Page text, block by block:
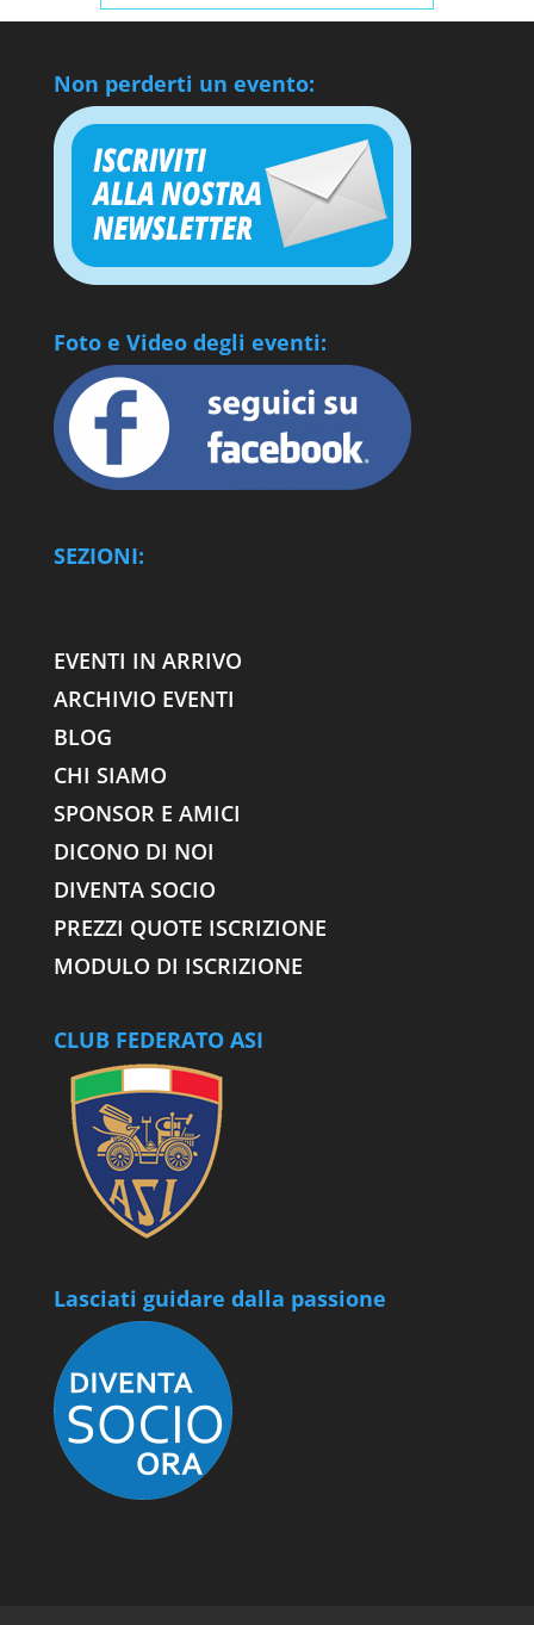
Non perderti un evento:
Foto e Video degli eventi:
SEZIONI:
EVENTI IN ARRIVO
ARCHIVIO EVENTI
BLOG
CHI SIAMO
SPONSOR E AMICI
DICONO DI NOI
DIVENTA SOCIO
PREZZI QUOTE ISCRIZIONE
MODULO DI ISCRIZIONE
CLUB FEDERATO ASI
Lasciati guidare dalla passione